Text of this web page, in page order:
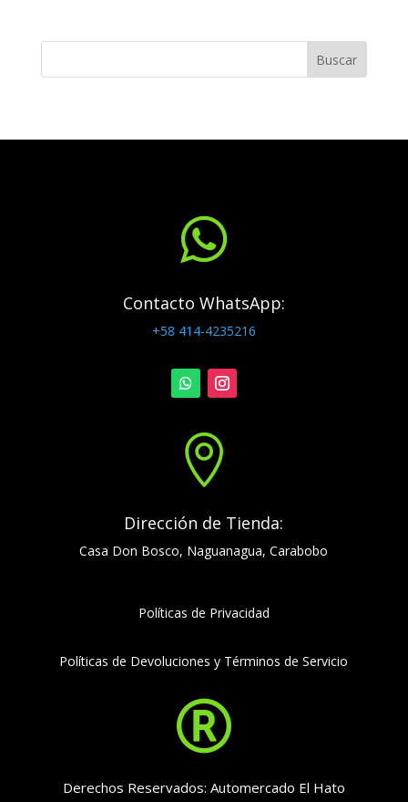
Buscar

Contacto WhatsApp:
+58 414-4235216

Dirección de Tienda:
Casa Don Bosco, Naguanagua, Carabobo
Políticas de Privacidad
Políticas de Devoluciones y Términos de Servicio

Derechos Reservados: Automercado El Hato